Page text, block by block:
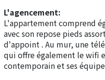
L'agencement:
L'appartement comprend
avec son repose pieds
d'appoint . Au mur, une
qui offre également le wifi
contemporain et ses